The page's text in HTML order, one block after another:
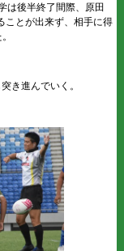
は後半終了間際、原田
ことが出来ず、相手に得
き進んでいく。